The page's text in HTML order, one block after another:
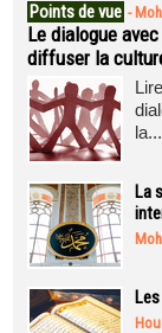
Points de vue -
Le dialogue
diffuser la
la...
La